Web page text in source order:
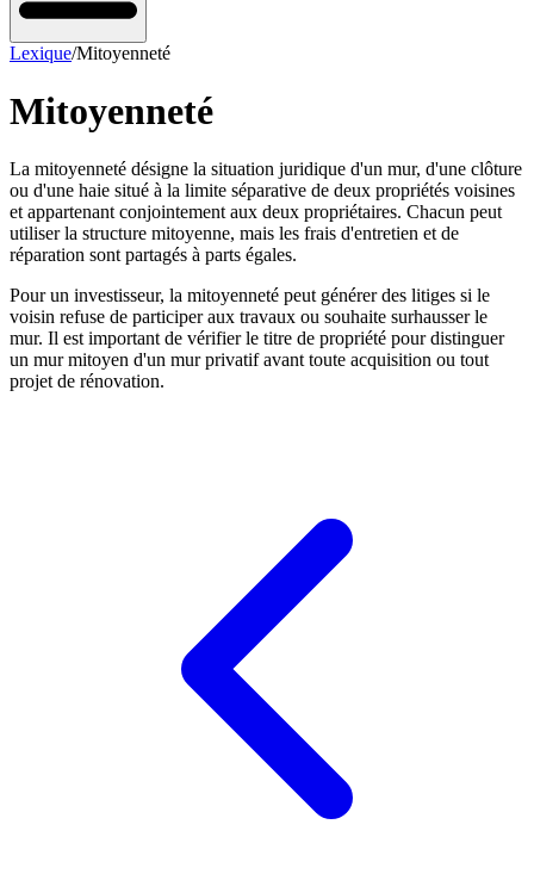
Lexique/Mitoyenneté
Mitoyenneté
La mitoyenneté désigne la situation juridique d'un mur, d'une clôture
ou d'une haie situé à la limite séparative de deux propriétés voisines
et appartenant conjointement aux deux propriétaires. Chacun peut
utiliser la structure mitoyenne, mais les frais d'entretien et de
réparation sont partagés à parts égales.
Pour un investisseur, la mitoyenneté peut générer des litiges si le
voisin refuse de participer aux travaux ou souhaite surhausser le
mur. Il est important de vérifier le titre de propriété pour distinguer
un mur mitoyen d'un mur privatif avant toute acquisition ou tout
projet de rénovation.